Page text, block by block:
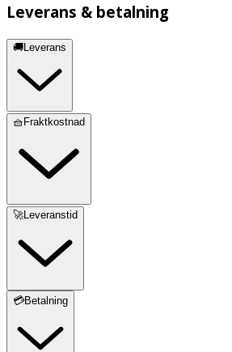
Leverans & betalning
🚚Leverans
🧺Fraktkostnad
🚀Leveranstid
💳Betalning